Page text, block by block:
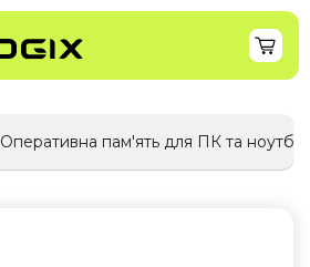
Оперативна пам'ять для ПК та